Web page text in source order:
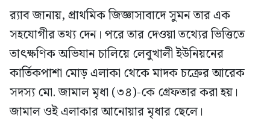
র‍্যাব জানায়, প্রাথমিক জিজ্ঞাসাবাদে সুমন তার এক
সহযোগীর তথ্য দেন। পরে তার দেওয়া তথ্যের ভিত্তিতে
তাৎক্ষণিক অভিযান চালিয়ে লেবুখালী ইউনিয়নের
কার্তিকপাশা মোড় এলাকা থেকে মাদক চক্রের আরেক
সদস্য মো. জামাল মৃধা (৩৪)-কে গ্রেফতার করা হয়।
জামাল ওই এলাকার আনোয়ার মৃধার ছেলে।